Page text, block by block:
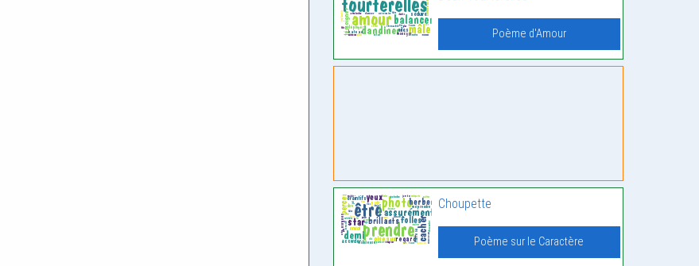
Poème d'Amour
Choupette
Poème sur le Caractère